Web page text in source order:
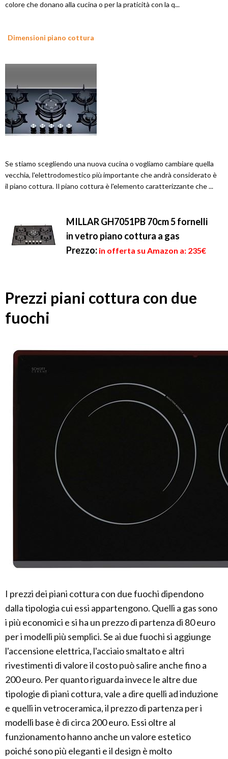
colore che donano alla cucina o per la praticità con la q...
Dimensioni piano cottura
Se stiamo scegliendo una nuova cucina o vogliamo cambiare quella
vecchia, l'elettrodomestico più importante che andrà considerato è
il piano cottura. Il piano cottura è l'elemento caratterizzante che ...
MILLAR GH7051PB 70cm 5 fornelli
in vetro piano cottura a gas
Prezzo: in offerta su Amazon a: 235€
Prezzi piani cottura con due
fuochi
I prezzi dei piani cottura con due fuochi dipendono
dalla tipologia cui essi appartengono. Quelli a gas sono
i più economici e si ha un prezzo di partenza di 80 euro
per i modelli più semplici. Se ai due fuochi si aggiunge
l'accensione elettrica, l'acciaio smaltato e altri
rivestimenti di valore il costo può salire anche fino a
200 euro. Per quanto riguarda invece le altre due
tipologie di piani cottura, vale a dire quelli ad induzione
e quelli in vetroceramica, il prezzo di partenza per i
modelli base è di circa 200 euro. Essi oltre al
funzionamento hanno anche un valore estetico
poiché sono più eleganti e il design è molto